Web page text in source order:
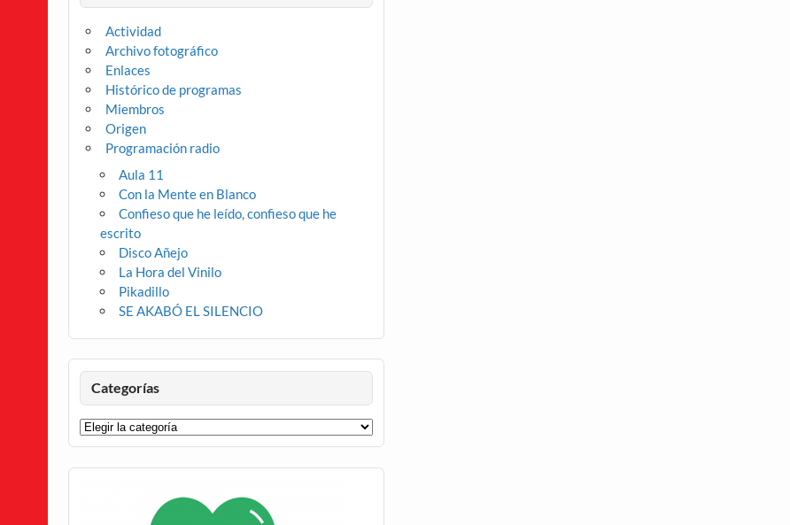
Actividad
Archivo fotográfico
Enlaces
Histórico de programas
Miembros
Origen
Programación radio
Aula 11
Con la Mente en Blanco
Confieso que he leído, confieso que he
escrito
Disco Añejo
La Hora del Vinilo
Pikadillo
SE AKABÓ EL SILENCIO
Categorías
Categorías